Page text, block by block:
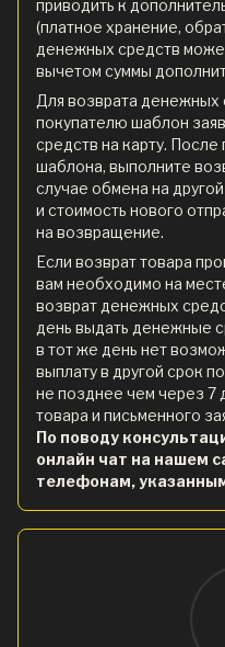
приводить к
(платное хранение,
денежных средств
вычетом суммы
Для возврата денежных
покупателю шаблон
средств на карту.
шаблона, выполните
случае обмена на
и стоимость нового
на возвращение.
Если возврат товара
вам необходимо на
возврат денежных
день выдать денежные
в тот же день нет
выплату в другой срок
не позднее чем через 7
товара и письменного
По поводу
онлайн чат на нашем
телефонам,